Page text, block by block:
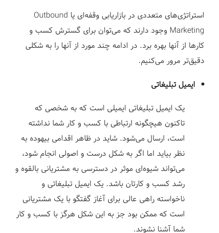
استراتژی‌های متعددی در بازاریابی وقفه‌ای یا Outbound
Marketing وجود دارند که می‌توان برای گسترش کسب و
کارها از آنها بهره برد. در ادامه چند مورد از آنها را به شکلی
دقیق‌تر مرور می‌کنیم.
ایمیل تبلیغاتی
یک ایمیل تبلیغاتی ایمیلی است که به شخصی که
تاکنون هیچگونه ارتباطی با کسب و کار شما نداشته
است، ارسال می‌شود. شاید در ظاهر اقدامی بیهوده به
نظر بیاید اما اگر به شکل درست و اصولی انجام شود،
می‌تواند شیوه‌ای موثر در دسترسی به مشتریانی بالقوه و
رشد کسب و کارتان باشد. یک ایمیل تبلیغاتی و
ناخواسته راهی عالی برای آغاز گفتگو با یک مشتریانی
است که ممکن بود جز به این شکل هرگز با کسب و کار
شما آشنا نشوند.